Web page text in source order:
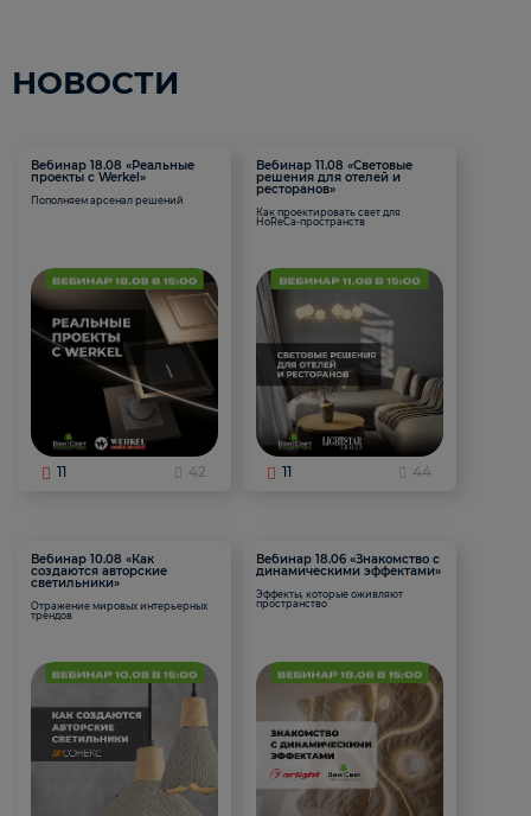
НОВОСТИ
Вебинар 18.08 «Реальные
проекты с Werkel»
Пополняем арсенал решений
11 42
Вебинар 11.08 «Световые
решения для отелей и
ресторанов»
Как проектировать свет для
HoReCa-пространств
11 44
Вебинар 10.08 «Как
создаются авторские
светильники»
Отражение мировых интерьерных
трендов
Вебинар 18.06 «Знакомство с
динамическими эффектами»
Эффекты, которые оживляют
пространство